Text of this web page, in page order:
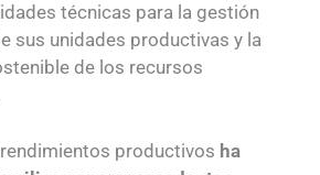
técnicas para la gestión
sus unidades productivas y la
de los recursos
productivos ha